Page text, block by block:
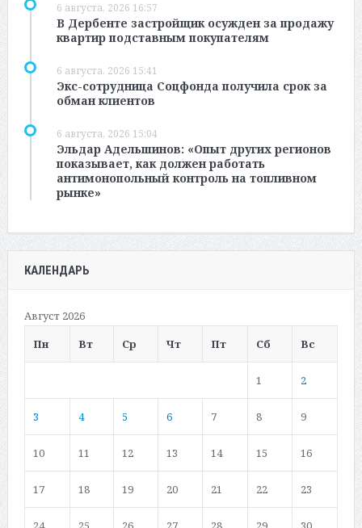
6 августа, 2026 16:57
В Дербенте застройщик осужден за продажу
квартир подставным покупателям
6 августа, 2026 15:41
Экс-сотрудница Соцфонда получила срок за
обман клиентов
6 августа, 2026 15:04
Эльдар Адельшинов: «Опыт других регионов
показывает, как должен работать
антимонопольный контроль на топливном
рынке»
КАЛЕНДАРЬ
Август 2026
Пн
Вт Ср Чт Пт Сб Вс
1 2
3 4 5 6 7 8 9
10 11 12 13 14 15 16
17 18 19 20 21 22 23